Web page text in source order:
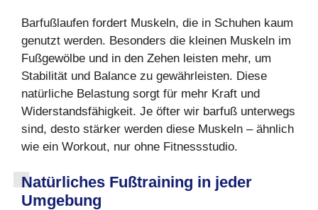
Barfußlaufen fordert Muskeln, die in Schuhen kaum
genutzt werden. Besonders die kleinen Muskeln im
Fußgewölbe und in den Zehen leisten mehr, um
Stabilität und Balance zu gewährleisten. Diese
natürliche Belastung sorgt für mehr Kraft und
Widerstandsfähigkeit. Je öfter wir barfuß unterwegs
sind, desto stärker werden diese Muskeln – ähnlich
wie ein Workout, nur ohne Fitnessstudio.
Natürliches Fußtraining in jeder
Umgebung